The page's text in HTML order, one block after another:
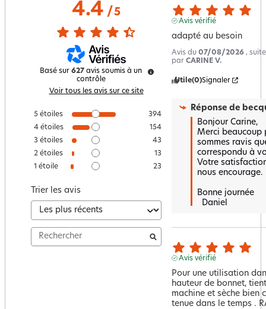
4.4/ 5
Basé sur 627 avis soumis à un
contrôle
Voir tous les avis sur ce site
5 étoiles
394
4 étoiles
154
3 étoiles
43
2 étoiles
13
1 étoile 23
Trier les avis
Avis vérifié
adapté au besoin
Avis du 07/08/2026 ,
par CARINE V.
Utile(0)Signaler
Réponse de
Bonjour Carine,
Merci beaucoup
sommes ravis
correspondu à
Votre
nous
Bonne journée
  Daniel
Avis vérifié
Pour une utilisation
hauteur de bonnet,
machine et sèche bien
tenue dans le temps .